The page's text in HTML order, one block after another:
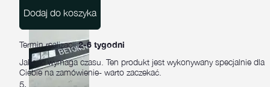
100×40×60
Dodaj do koszyka
Termin realizacji:2-6 tygodni
Jakość wymaga czasu. Ten produkt jest wykonywany specjalnie dla
Ciebie na zamówienie- warto zaczekać.